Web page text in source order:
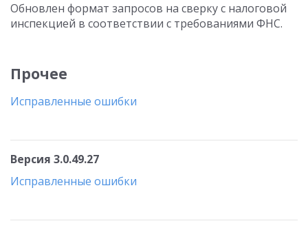
Обновлен формат запросов на сверку с налоговой
инспекцией в соответствии с требованиями ФНС.
Прочее
Исправленные ошибки
Версия 3.0.49.27
Исправленные ошибки